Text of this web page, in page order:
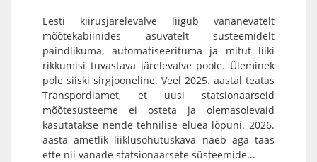
Eesti kiirusjärelevalve liigub vananevatelt
mõõtekabiinides asuvatelt süsteemidelt
paindlikuma, automatiseerituma ja mitut liiki
rikkumisi tuvastava järelevalve poole. Üleminek
pole siiski sirgjooneline. Veel 2025. aastal teatas
Transpordiamet, et uusi statsionaarseid
mõõtesüsteeme ei osteta ja olemasolevaid
kasutatakse nende tehnilise eluea lõpuni. 2026.
aasta ametlik liiklusohutuskava näeb aga taas
ette nii vanade statsionaarsete süsteemide...